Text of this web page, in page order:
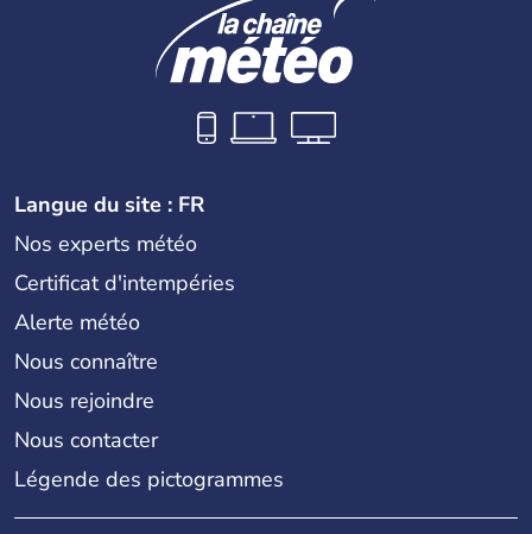
Langue du site : FR
Nos experts météo
Certificat d'intempéries
Alerte météo
Nous connaître
Nous rejoindre
Nous contacter
Légende des pictogrammes